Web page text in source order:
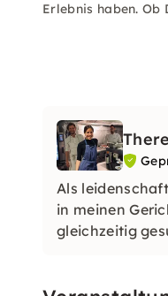
Erlebnis haben.
Als
in meinen
gleichzeitig